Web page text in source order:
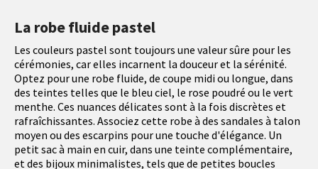
La robe fluide pastel
Les couleurs pastel sont toujours une valeur sûre pour les
cérémonies, car elles incarnent la douceur et la sérénité.
Optez pour une robe fluide, de coupe midi ou longue, dans
des teintes telles que le bleu ciel, le rose poudré ou le vert
menthe. Ces nuances délicates sont à la fois discrètes et
rafraîchissantes. Associez cette robe à des sandales à talon
moyen ou des escarpins pour une touche d'élégance. Un
petit sac à main en cuir, dans une teinte complémentaire,
et des bijoux minimalistes, tels que de petites boucles